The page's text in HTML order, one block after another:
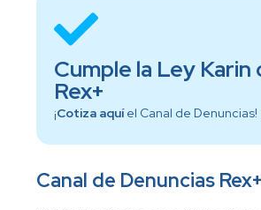
Cumple la Ley Karin
Rex+
¡Cotiza aquíel Canal de Denuncias!
Canal de Denuncias Rex+